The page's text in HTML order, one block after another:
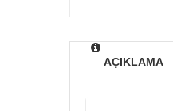
AÇIKLAMA